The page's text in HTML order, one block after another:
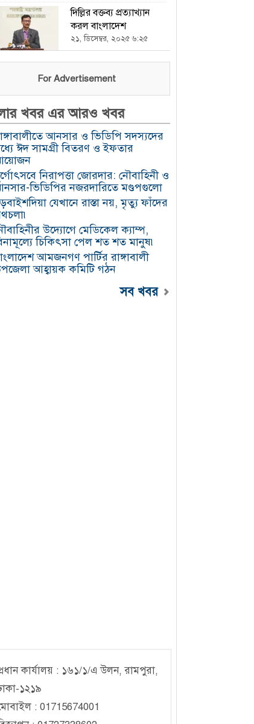
দিল্লির বক্তব্য প্রত্যাখ্যান
করল বাংলাদেশ
২১, ডিসেম্বর, ২০২৫ ৬:২৫
ভারতকে হারিয়ে এশিয়া
কাপে চ্যাম্পিয়ন পাকিস্তান
এখন থেকে যৌথ বাহিনীর
অভিযান চলবে : ইসি
২১, ডিসেম্বর, ২০২৫ ৬:২১
হযরত শাহজালাল
আন্তর্জাতিক বিমানবন্দরে
আগুন, ২১ আনসার সদস্য
১৮, অক্টোবর, ২০২৫ ৯:১০
দুর্গোৎসবে নিরাপত্তা
জোরদার: নৌবাহিনী ও
আনসার-ভিডিপির
নজরদারিতে মণ্ডপগুলো
১, অক্টোবর, ২০২৫ ৪:৩০
For Advertisement
খবর এর আরও খবর
আনসার ও ভিডিপি সদস্যদের
ঈদ সামগ্রী বিতরণ ও ইফতার
নিরাপত্তা জোরদার: নৌবাহিনী ও
ভিডিপির নজরদারিতে মণ্ডপগুলো
যেখানে রাস্তা নয়, মৃত্যু ফাঁদের
উদ্যোগে মেডিকেল ক্যাম্প,
চিকিৎসা পেল শত শত মানুষ৷
আমজনগণ পার্টির রাঙ্গাবালী
আহ্বায়ক কমিটি গঠন
সব খবর
কার্যালয় : ১৬১/১/এ উলন, রামপুরা,
১২১৯
: 01715674001